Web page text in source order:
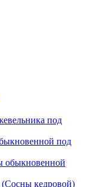
под
под
обыкновенной
(Сосны кедровой)